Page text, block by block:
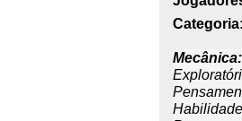
Categoria:
Mecânica: